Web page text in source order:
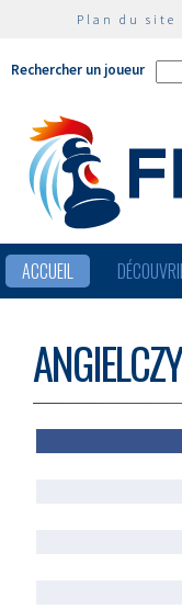
Plan du site
Rechercher un joueur
ACCUEIL